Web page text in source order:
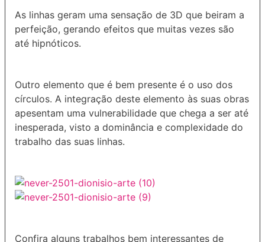
As linhas geram uma sensação de 3D que beiram a
perfeição, gerando efeitos que muitas vezes são
até hipnóticos.
Outro elemento que é bem presente é o uso dos
círculos. A integração deste elemento às suas obras
apesentam uma vulnerabilidade que chega a ser até
inesperada, visto a dominância e complexidade do
trabalho das suas linhas.
Confira alguns trabalhos bem interessantes de